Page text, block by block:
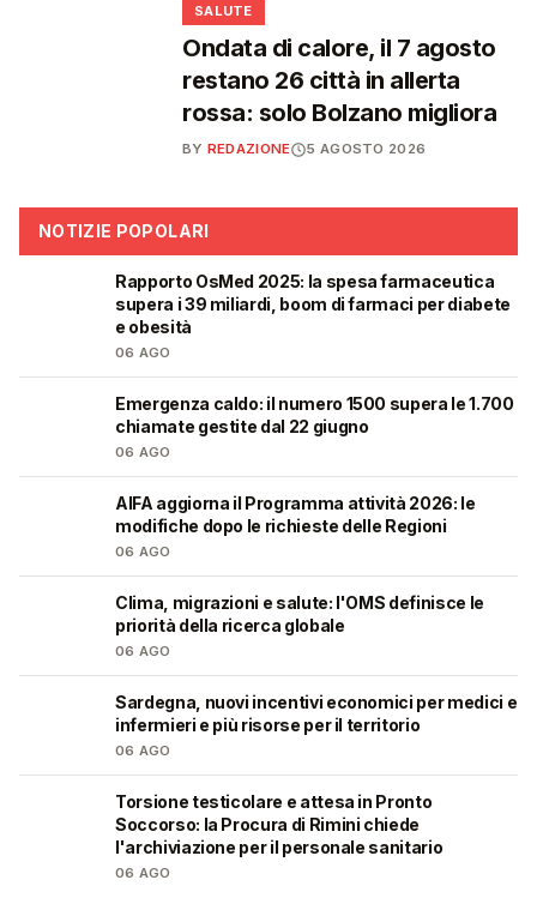
SALUTE
Ondata di calore, il 7 agosto
restano 26 città in allerta
rossa: solo Bolzano migliora
BY REDAZIONE 5 AGOSTO 2026
NOTIZIE POPOLARI
Rapporto OsMed 2025: la spesa farmaceutica
supera i 39 miliardi, boom di farmaci per diabete
e obesità
06 AGO
Emergenza caldo: il numero 1500 supera le 1.700
chiamate gestite dal 22 giugno
06 AGO
AIFA aggiorna il Programma attività 2026: le
modifiche dopo le richieste delle Regioni
06 AGO
Clima, migrazioni e salute: l'OMS definisce le
priorità della ricerca globale
06 AGO
Sardegna, nuovi incentivi economici per medici e
infermieri e più risorse per il territorio
06 AGO
Torsione testicolare e attesa in Pronto
Soccorso: la Procura di Rimini chiede
l'archiviazione per il personale sanitario
06 AGO